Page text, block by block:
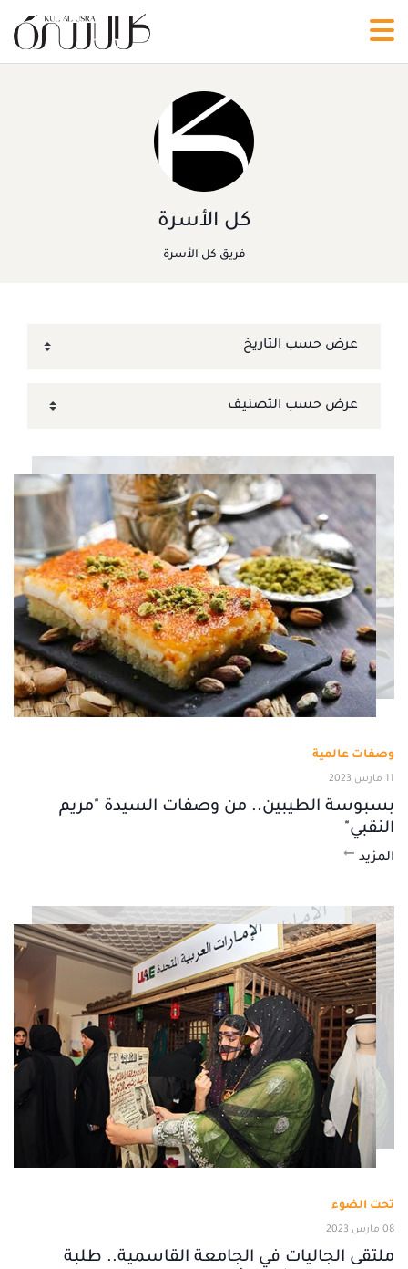
كل الأسرة
فريق كل الأسرة
وصفات عالمية
11 مارس 2023
بسبوسة الطيبين.. من وصفات السيدة "مريم
النقبي"
المزيد
تحت الضوء
08 مارس 2023
ملتقى الجاليات في الجامعة القاسمية.. طلبة